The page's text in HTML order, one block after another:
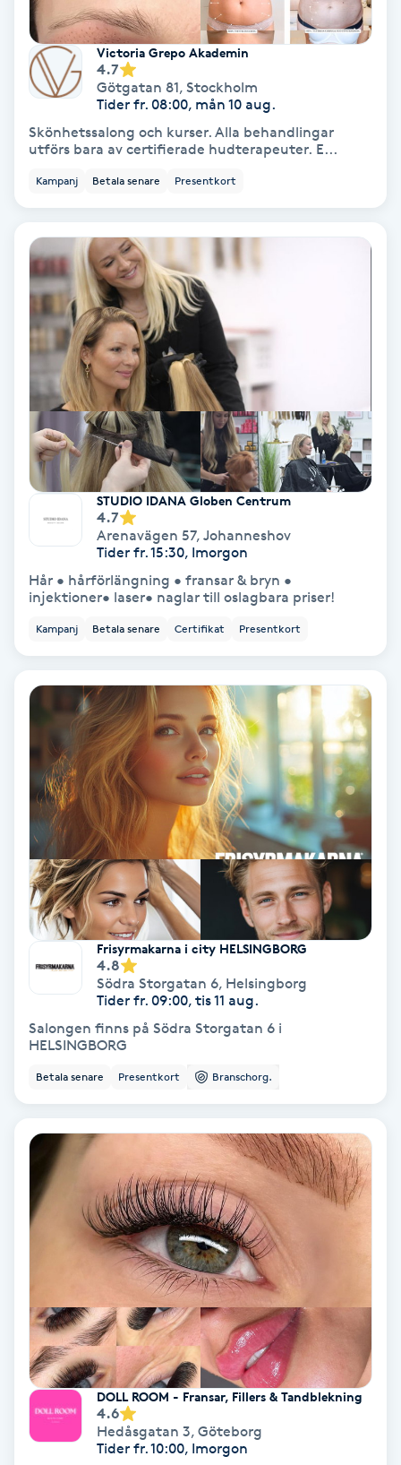
Taktil massage
Tandblekning
Tatueringsborttagning
Terapi
Thaimassage
Torr hårbotten
Torrborstning
Triggerpunktsmassage
Vampyrbehandling
Vaxning
Vaxning brasiliansk
Veterinär
Vibrationsmassage
Vinyasa Yoga
Vårtor
Yin Yoga
Yoga Nidra
Yogamassage
Zonterapi
Victoria Grepo Akademin
4.7
Götgatan 81, Stockholm
Tider fr. 08:00, mån 10 aug.
Skönhetssalong och kurser. Alla behandlingar
utförs bara av certifierade hudterapeuter. E...
Kampanj Betala senare Presentkort
STUDIO IDANA Globen Centrum
4.7
Arenavägen 57, Johanneshov
Tider fr. 15:30, Imorgon
Hår • hårförlängning • fransar & bryn •
injektioner• laser• naglar till oslagbara priser!
Kampanj Betala senare Certifikat Presentkort
Frisyrmakarna i city HELSINGBORG
4.8
Södra Storgatan 6, Helsingborg
Tider fr. 09:00, tis 11 aug.
Salongen finns på Södra Storgatan 6 i
HELSINGBORG
Betala senare Presentkort Branschorg.
DOLL ROOM - Fransar, Fillers & Tandblekning
4.6
Hedåsgatan 3, Göteborg
Tider fr. 10:00, Imorgon